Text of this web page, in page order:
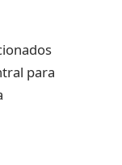
para